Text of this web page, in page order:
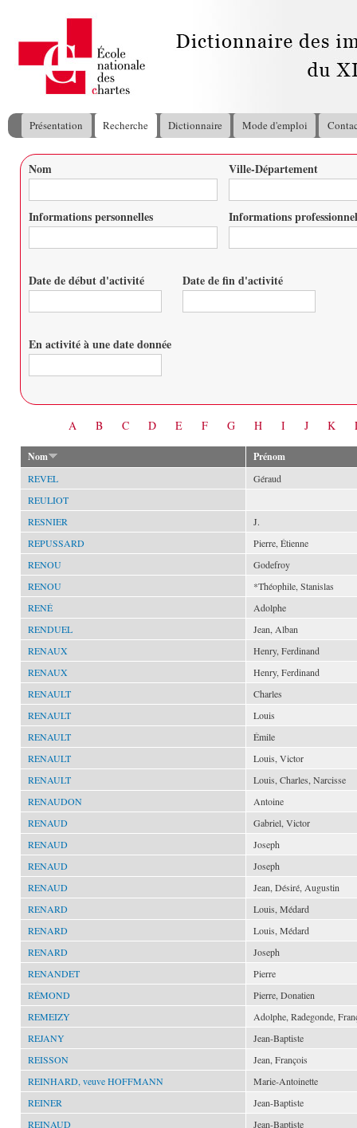
Menu principal
Présentation Recherche Dictionnaire Mode d'emploi
Vous êtes ici
Nom Ville-Département
Informations personnelles Informations
Date de début d'activité Date de fin d'activité
En activité à une date donnée
A B C D E F G H I J K
Nom Prénom
REVEL
Géraud
REULIOT
RESNIER
J.
REPUSSARD
Pierre, Étienne
RENOU
Godefroy
RENOU
*Théophile, Stanislas
RENÉ
Adolphe
RENDUEL
Jean, Alban
RENAUX
Henry, Ferdinand
RENAUX
Henry, Ferdinand
RENAULT
Charles
RENAULT
Louis
RENAULT
Émile
RENAULT
Louis, Victor
RENAULT
Louis, Charles, Narcisse
RENAUDON
Antoine
RENAUD
Gabriel, Victor
RENAUD
Joseph
RENAUD
Joseph
RENAUD
Jean, Désiré, Augustin
RENARD
Louis, Médard
RENARD
Louis, Médard
RENARD
Joseph
RENANDET
Pierre
RÉMOND
Pierre, Donatien
REMEIZY
Adolphe, Radegonde,
REJANY
Jean-Baptiste
REISSON
Jean, François
REINHARD, veuve HOFFMANN
Marie-Antoinette
REINER
Jean-Baptiste
REINAUD
Jean-Baptiste